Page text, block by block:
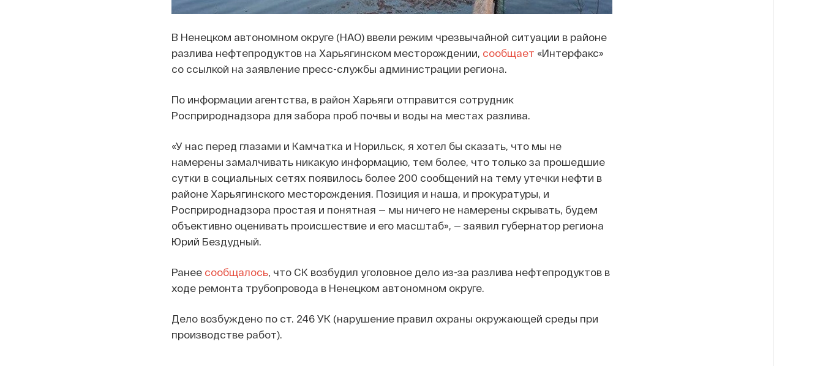
В Ненецком автономном округе (НАО) ввели режим чрезвычайной ситуации в районе
разлива нефтепродуктов на Харьягинском месторождении, сообщает «Интерфакс»
со ссылкой на заявление пресс-службы администрации региона.
По информации агентства, в район Харьяги отправится сотрудник
Росприроднадзора для забора проб почвы и воды на местах разлива.
«У нас перед глазами и Камчатка и Норильск, я хотел бы сказать, что мы не
намерены замалчивать никакую информацию, тем более, что только за прошедшие
сутки в социальных сетях появилось более 200 сообщений на тему утечки нефти в
районе Харьягинского месторождения. Позиция и наша, и прокуратуры, и
Росприроднадзора простая и понятная — мы ничего не намерены скрывать, будем
объективно оценивать происшествие и его масштаб», — заявил губернатор региона
Юрий Бездудный.
Ранее сообщалось, что СК возбудил уголовное дело из-за разлива нефтепродуктов в
ходе ремонта трубопровода в Ненецком автономном округе.
Дело возбуждено по ст. 246 УК (нарушение правил охраны окружающей среды при
производстве работ).